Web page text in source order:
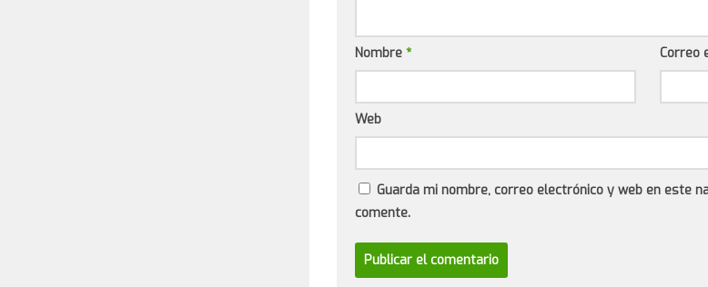
Nombre * Correo
Web
Guarda mi nombre, correo electrónico y web en este
comente.